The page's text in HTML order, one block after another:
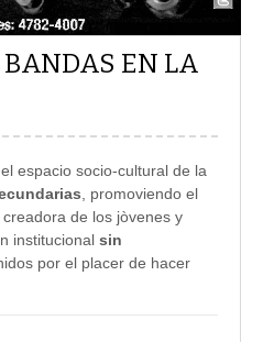
BANDAS EN LA
espacio socio-cultural de la
, promoviendo el
de los jòvenes y
institucional sin
por el placer de hacer